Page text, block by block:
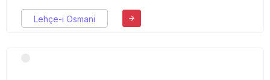
Lehçe-i Osmani